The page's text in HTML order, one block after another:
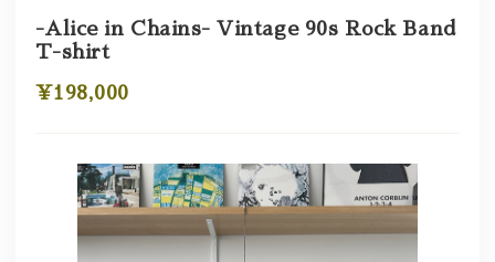
-Alice in Chains- Vintage 90s Rock Band
T-shirt
¥198,000